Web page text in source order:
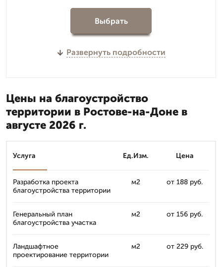
Выбрать
Развернуть подробности
Цены на благоустройство
территории в Ростове-на-Доне в
августе 2026 г.
Услуга Ед.Изм. Цена
Разработка проекта
благоустройства территории
м2 от 188 руб.
Генеральный план
благоустройства участка
м2 от 156 руб.
Ландшафтное
проектирование территории
м2 от 229 руб.